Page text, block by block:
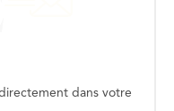
dans votre